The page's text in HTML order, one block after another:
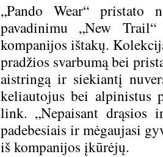
„Pando Wear“ pristato
pavadinimu „New
kompanijos ištakų.
pradžios svarbumą bei
aistringą ir siekiantį
keliautojus bei alpinistus
link. „Nepaisant
padebesiais ir mėgaujasi
iš kompanijos įkūrėjų.